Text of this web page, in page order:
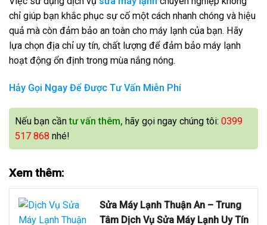
chỉ giúp bạn khắc phục sự cố một cách nhanh chóng và hiệu
quả mà còn đảm bảo an toàn cho máy lạnh của bạn. Hãy
lựa chọn địa chỉ uy tín, chất lượng để đảm bảo máy lạnh
hoạt động ổn định trong mùa nắng nóng.
Hảy Gọi Ngay Để Được Tư Vấn Miễn Phí
Nếu bạn cầntư vấn thêm, hãy gọi ngay chúng tôi: 0399
517 868 nhé!
Xem thêm:
Sửa Máy Lạnh Thuận An – Trung
Tâm Dịch Vụ Sửa Máy Lạnh Uy Tín